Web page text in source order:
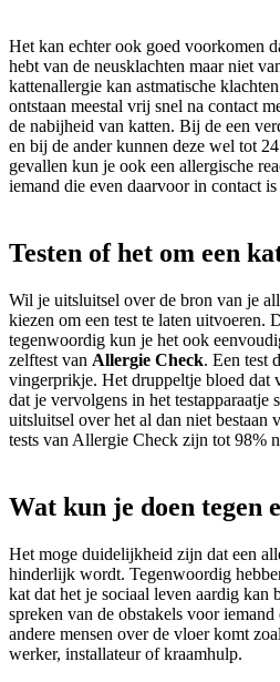
Het kan echter ook goed voorkomen
hebt van de neusklachten maar niet
kattenallergie kan astmatische
ontstaan meestal vrij snel na contact
de nabijheid van katten. Bij de een
en bij de ander kunnen deze wel tot
gevallen kun je ook een allergische
iemand die even daarvoor in contact
Testen of het om een
Wil je uitsluitsel over de bron van je
kiezen om een test te laten uitvoeren.
tegenwoordig kun je het ook
zelftest van Allergie Check. Een test
vingerprikje. Het druppeltje bloed dat
dat je vervolgens in het testapparaatje
uitsluitsel over het al dan niet bestaan
tests van Allergie Check zijn tot 98%
Wat kun je doen tegen
Het moge duidelijkheid zijn dat een
hinderlijk wordt. Tegenwoordig
kat dat het je sociaal leven aardig kan
spreken van de obstakels voor
andere mensen over de vloer komt
werker, installateur of kraamhulp.